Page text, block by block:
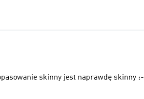
skinny jest naprawdę skinny :-)